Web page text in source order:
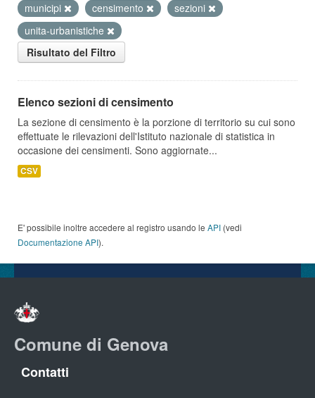
municipi
censimento
sezioni
unita-urbanistiche
Risultato del Filtro
Elenco sezioni di censimento
La sezione di censimento è la porzione di territorio su cui sono
effettuate le rilevazioni dell'Istituto nazionale di statistica in
occasione dei censimenti. Sono aggiornate...
CSV
E' possibile inoltre accedere al registro usando le API (vedi
Documentazione API).
Comune di Genova
Contatti